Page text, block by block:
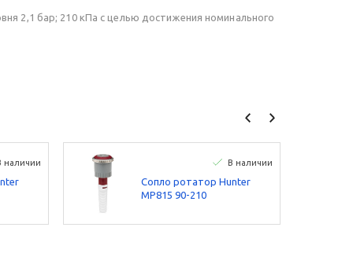
2,1 бар; 210 кПа с целью достижения номинального
наличии В наличии
Сопло ротатор Hunter
MP815 90-210